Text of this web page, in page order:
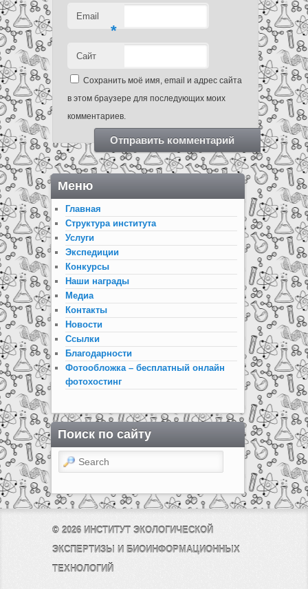
Email
*
Сайт
Сохранить моё имя, email и адрес сайта
в этом браузере для последующих моих
комментариев.
Меню
Главная
Структура института
Услуги
Экспедиции
Конкурсы
Наши награды
Медиа
Контакты
Новости
Ссылки
Благодарности
Фотообложка – бесплатный онлайн
фотохостинг
Поиск по сайту
Search
© 2026 ИНСТИТУТ ЭКОЛОГИЧЕСКОЙ
ЭКСПЕРТИЗЫ И БИОИНФОРМАЦИОННЫХ
ТЕХНОЛОГИЙ